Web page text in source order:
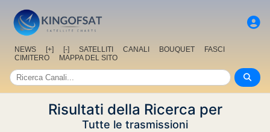
NEWS [+] [-] SATELLITI CANALI BOUQUET
FASCI
CIMITERO
MAPPA DEL SITO
Risultati della Ricerca per
Tutte le trasmissioni